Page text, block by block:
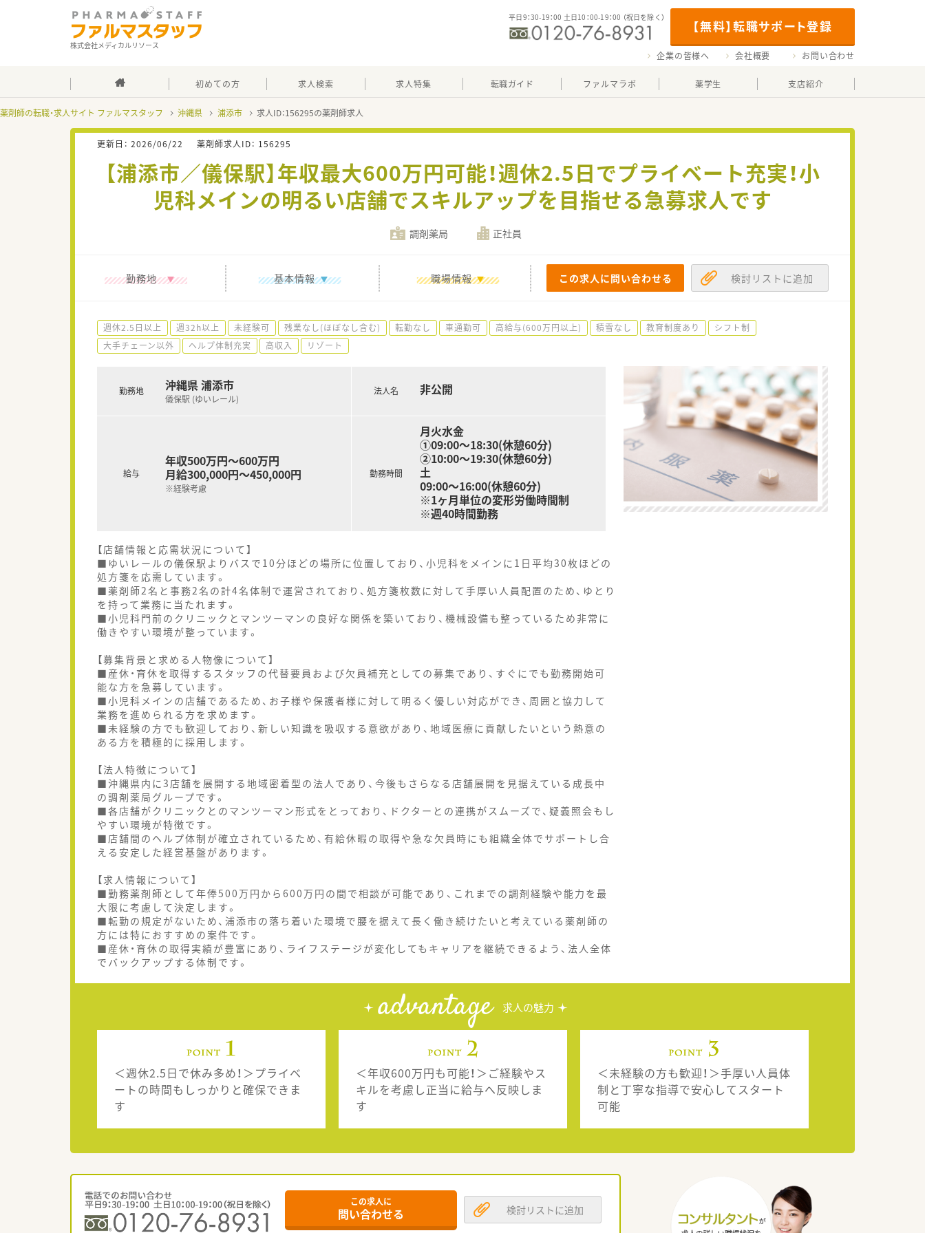
株式会社メディカルリソース
【無料】転職サポート登録
平日9：30-19：00 土日10：00-19：00 （祝日を除く）
企業の皆様へ 会社概要 お問い合わせ
初めての方 求人検索 求人特集 転職ガイド ファルマラボ 薬学生 支店紹介
薬剤師の転職・求人サイト ファルマスタッフ 沖縄県 浦添市 求人ID：156295の薬剤師求人
更新日： 2026/06/22 薬剤師求人ID： 156295
【浦添市／儀保駅】年収最大600万円可能！週休2.5日でプライベート充実！小
児科メインの明るい店舗でスキルアップを目指せる急募求人です
調剤薬局 正社員
勤務地 基本情報 職場情報 この求人に問い合わせる 検討リストに追加
週休2.5日以上 週32h以上 未経験可 残業なし(ほぼなし含む) 転勤なし 車通勤可 高給与(600万円以上) 積雪なし 教育制度あり
シフト制
大手チェーン以外
ヘルプ体制充実 高収入 リゾート
勤務地 沖縄県 浦添市
儀保駅 (ゆいレール)
給与
年収500万円～600万円
月給300,000円～450,000円
※経験考慮
法人名 非公開
勤務時間
月火水金
①09:00～18:30(休憩60分)
②10:00～19:30(休憩60分)
土
09:00～16:00(休憩60分)
※1ヶ月単位の変形労働時間制
※週40時間勤務
【店舗情報と応需状況について】
■ゆいレールの儀保駅よりバスで10分ほどの場所に位置しており、小児科をメインに1日平均30枚ほどの
処方箋を応需しています。
■薬剤師2名と事務2名の計4名体制で運営されており、処方箋枚数に対して手厚い人員配置のため、ゆとり
を持って業務に当たれます。
■小児科門前のクリニックとマンツーマンの良好な関係を築いており、機械設備も整っているため非常に
働きやすい環境が整っています。
【募集背景と求める人物像について】
■産休・育休を取得するスタッフの代替要員および欠員補充としての募集であり、すぐにでも勤務開始可
能な方を急募しています。
■小児科メインの店舗であるため、お子様や保護者様に対して明るく優しい対応ができ、周囲と協力して
業務を進められる方を求めます。
■未経験の方でも歓迎しており、新しい知識を吸収する意欲があり、地域医療に貢献したいという熱意の
ある方を積極的に採用します。
【法人特徴について】
■沖縄県内に3店舗を展開する地域密着型の法人であり、今後もさらなる店舗展開を見据えている成長中
の調剤薬局グループです。
■各店舗がクリニックとのマンツーマン形式をとっており、ドクターとの連携がスムーズで、疑義照会もし
やすい環境が特徴です。
■店舗間のヘルプ体制が確立されているため、有給休暇の取得や急な欠員時にも組織全体でサポートし合
える安定した経営基盤があります。
【求人情報について】
■勤務薬剤師として年俸500万円から600万円の間で相談が可能であり、これまでの調剤経験や能力を最
大限に考慮して決定します。
■転勤の規定がないため、浦添市の落ち着いた環境で腰を据えて長く働き続けたいと考えている薬剤師の
方には特におすすめの案件です。
■産休・育休の取得実績が豊富にあり、ライフステージが変化してもキャリアを継続できるよう、法人全体
でバックアップする体制です。
advantage 求人の魅力
＜週休2.5日で休み多め！＞プライベ
ートの時間もしっかりと確保できま
す
＜年収600万円も可能！＞ご経験やス
キルを考慮し正当に給与へ反映しま
す
＜未経験の方も歓迎！＞手厚い人員体
制と丁寧な指導で安心してスタート
可能
この求人に
問い合わせる 検討リストに追加